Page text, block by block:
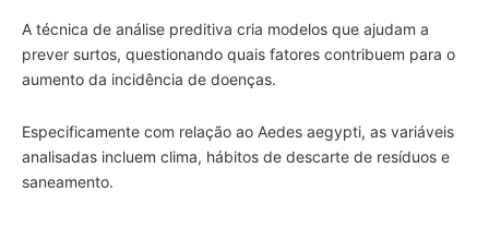
A técnica de análise preditiva cria modelos que ajudam a
prever surtos, questionando quais fatores contribuem para o
aumento da incidência de doenças.
Especificamente com relação ao Aedes aegypti, as variáveis
analisadas incluem clima, hábitos de descarte de resíduos e
saneamento.